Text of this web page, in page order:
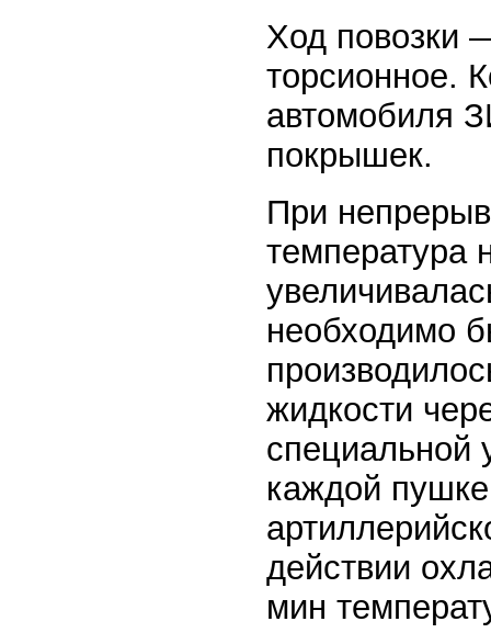
Ход повозки
торсионное.
автомобиля
покрышек.
При
температура
необходимо
жидкости
специальной
каждой
действии
мин